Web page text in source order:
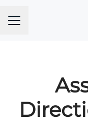
MENU CARRIÈRE